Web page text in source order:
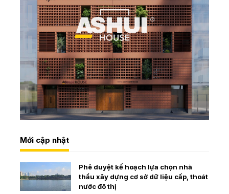
Mới cập nhật
Phê duyệt kế hoạch lựa chọn nhà
thầu xây dựng cơ sở dữ liệu cấp, thoát
nước đô thị